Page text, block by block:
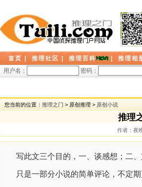
首页 推理社区 推理百科 推理相
用户名：
密码：
您当前的位置： 推理之门 > 原创推理 > 原创小说
推理
作者：夜
写此文三个目的，一、谈感想；二
只是一部分小说的简单评论，不定